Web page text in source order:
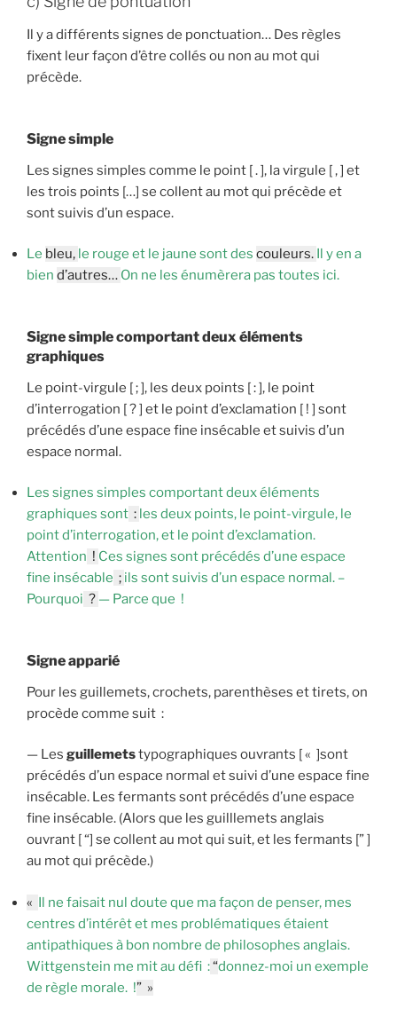
Il y a différents signes de ponctuation… Des règles
fixent leur façon d’être collés ou non au mot qui
précède.
Signe simple
Les signes simples comme le point [ . ], la virgule [ , ] et
les trois points […] se collent au mot qui précède et
sont suivis d’un espace.
Le bleu, le rouge et le jaune sont des couleurs. Il y en a
bien d’autres… On ne les énumèrera pas toutes ici.
Signe simple comportant deux éléments
graphiques
Le point-virgule [ ; ], les deux points [ : ], le point
d’interrogation [ ? ] et le point d’exclamation [ ! ] sont
précédés d’une espace fine insécable et suivis d’un
espace normal.
Les signes simples comportant deux éléments
graphiques sont : les deux points, le point-virgule, le
point d’interrogation, et le point d’exclamation.
Attention ! Ces signes sont précédés d’une espace
fine insécable ; ils sont suivis d’un espace normal. –
Pourquoi ? — Parce que !
Signe apparié
Pour les guillemets, crochets, parenthèses et tirets, on
procède comme suit :
— Les guillemetstypographiques ouvrants [ « ]sont
précédés d’un espace normal et suivi d’une espace fine
insécable. Les fermants sont précédés d’une espace
fine insécable. (Alors que les guilllemets anglais
ouvrant [ “] se collent au mot qui suit, et les fermants [” ]
au mot qui précède.)
« Il ne faisait nul doute que ma façon de penser, mes
centres d’intérêt et mes problématiques étaient
antipathiques à bon nombre de philosophes anglais.
Wittgenstein me mit au défi :“donnez-moi un exemple
de règle morale. !” »